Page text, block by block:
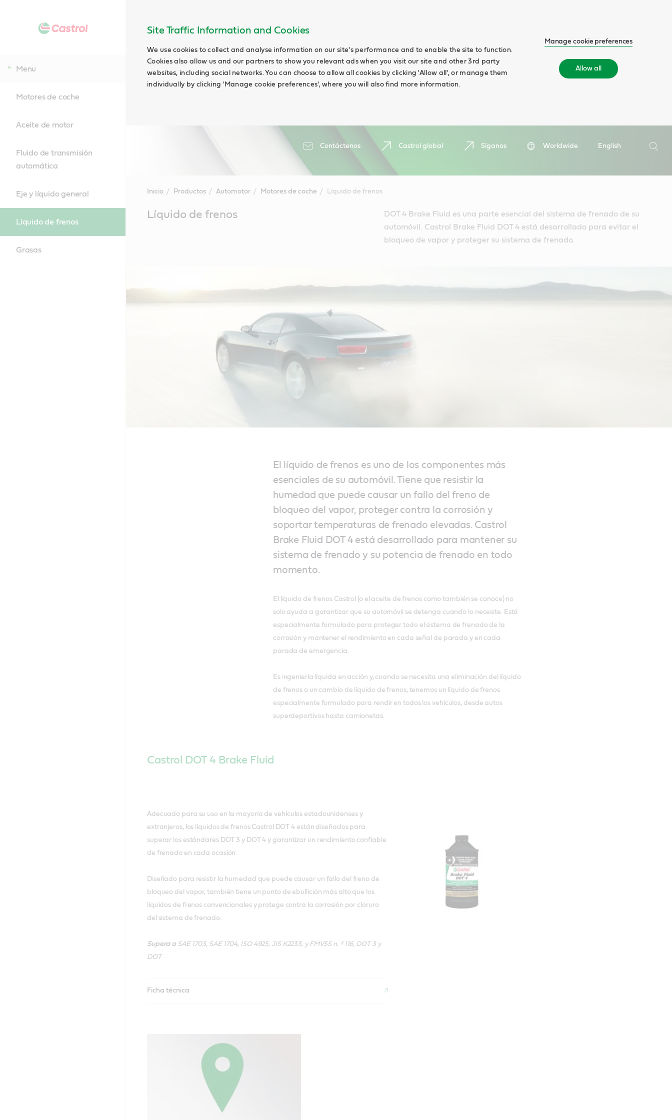
Site Traffic Information and Cookies
We use cookies to collect and analyse information on our site's performance and to enable the site to function.
Cookies also allow us and our partners to show you relevant ads when you visit our site and other 3rd party
websites, including social networks. You can choose to allow all cookies by clicking 'Allow all', or manage them
individually by clicking 'Manage cookie preferences', where you will also find more information.
Manage cookie preferences
Allow all
Contáctenos Castrol global Síganos Worldwide
English
Buscar
Menu
Motores de coche
Aceite de motor
Fluido de transmisión
automática
Eje y líquido general
Líquido de frenos
Grasas
Inicio Productos Automotor Motores de coche Líquido de frenos
ContentLíquido de frenos
DOT 4 Brake Fluid es una parte esencial del sistema de frenado de su
automóvil. Castrol Brake Fluid DOT 4 está desarrollado para evitar el
bloqueo de vapor y proteger su sistema de frenado.
El líquido de frenos es uno de los componentes más
esenciales de su automóvil. Tiene que resistir la
humedad que puede causar un fallo del freno de
bloqueo del vapor, proteger contra la corrosión y
soportar temperaturas de frenado elevadas. Castrol
Brake Fluid DOT 4 está desarrollado para mantener su
sistema de frenado y su potencia de frenado en todo
momento.
El líquido de frenos Castrol (o el aceite de frenos como también se conoce) no
solo ayuda a garantizar que su automóvil se detenga cuando lo necesite. Está
especialmente formulado para proteger todo el sistema de frenado de la
corrosión y mantener el rendimiento en cada señal de parada y en cada
parada de emergencia.
Es ingeniería líquida en acción y, cuando se necesita una eliminación del líquido
de frenos o un cambio de líquido de frenos, tenemos un líquido de frenos
especialmente formulado para rendir en todos los vehículos, desde autos
superdeportivos hasta camionetas.
Castrol DOT 4 Brake Fluid
Adecuado para su uso en la mayoría de vehículos estadounidenses y
extranjeros, los líquidos de frenos Castrol DOT 4 están diseñados para
superar los estándares DOT 3 y DOT 4 y garantizar un rendimiento confiable
de frenado en cada ocasión.
Diseñado para resistir la humedad que puede causar un fallo del freno de
bloqueo del vapor, también tiene un punto de ebullición más alto que los
líquidos de frenos convencionales y protege contra la corrosión por cloruro
del sistema de frenado.
Supera a SAE 1703, SAE 1704, ISO 4925, JIS K2233, y FMVSS n. º 116, DOT 3 y
DOT
Ficha técnica